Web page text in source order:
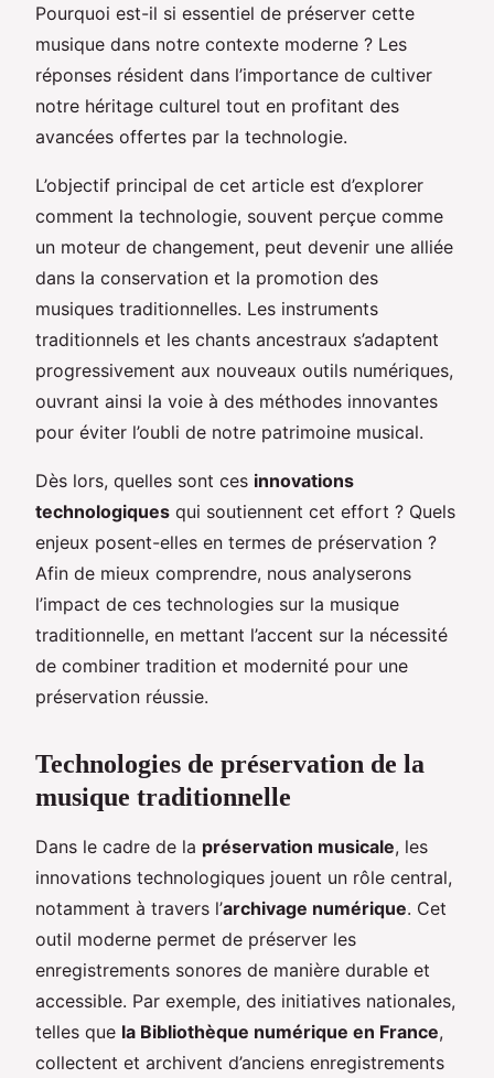
Pourquoi est-il si essentiel de préserver cette
musique dans notre contexte moderne ? Les
réponses résident dans l’importance de cultiver
notre héritage culturel tout en profitant des
avancées offertes par la technologie.
L’objectif principal de cet article est d’explorer
comment la technologie, souvent perçue comme
un moteur de changement, peut devenir une alliée
dans la conservation et la promotion des
musiques traditionnelles. Les instruments
traditionnels et les chants ancestraux s’adaptent
progressivement aux nouveaux outils numériques,
ouvrant ainsi la voie à des méthodes innovantes
pour éviter l’oubli de notre patrimoine musical.
Dès lors, quelles sont ces innovations
technologiques qui soutiennent cet effort ? Quels
enjeux posent-elles en termes de préservation ?
Afin de mieux comprendre, nous analyserons
l’impact de ces technologies sur la musique
traditionnelle, en mettant l’accent sur la nécessité
de combiner tradition et modernité pour une
préservation réussie.
Technologies de préservation de la
musique traditionnelle
Dans le cadre de la préservation musicale, les
innovations technologiques jouent un rôle central,
notamment à travers l’archivage numérique. Cet
outil moderne permet de préserver les
enregistrements sonores de manière durable et
accessible. Par exemple, des initiatives nationales,
telles que la Bibliothèque numérique en France,
collectent et archivent d’anciens enregistrements